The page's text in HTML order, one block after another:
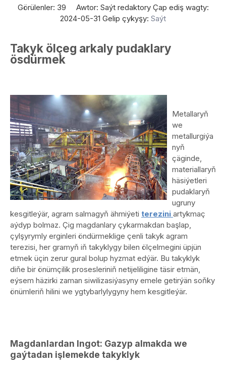
Görülenler: 39 Awtor: Saýt redaktory Çap ediş wagty:
2024-05-31 Gelip çykyşy: Saýt
Takyk ölçeg arkaly pudaklary
ösdürmek
Metallaryň
we
metallurgiýa
nyň
çäginde,
materiallaryň
häsiýetleri
pudaklaryň
ugruny
kesgitleýär, agram salmagyň ähmiýeti terezini artykmaç
aýdyp bolmaz. Çig magdanlary çykarmakdan başlap,
çylşyrymly erginleri öndürmeklige çenli takyk agram
terezisi, her gramyň iň takyklygy bilen ölçelmegini üpjün
etmek üçin zerur gural bolup hyzmat edýär. Bu takyklyk
diňe bir önümçilik prosesleriniň netijeliligine täsir etmän,
eýsem häzirki zaman siwilizasiýasyny emele getirýän soňky
önümleriň hilini we ygtybarlylygyny hem kesgitleýär.
Magdanlardan Ingot: Gazyp almakda we
gaýtadan işlemekde takyklyk